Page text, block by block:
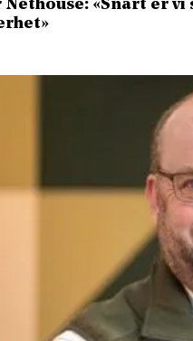
«Snart er vi